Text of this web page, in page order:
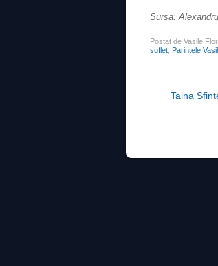
Sursa:
Postat de Vasile
suflet Parintele
Post navigation
Taina